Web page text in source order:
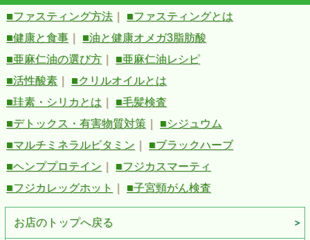
■ファスティング方法
■ファスティングとは
■健康と食事
■油と健康オメガ3脂肪酸
■亜麻仁油の選び方
■亜麻仁油レシピ
■活性酸素
■クリルオイルとは
■珪素・シリカとは
■毛髪検査
■デトックス・有害物質対策
■シジュウム
■マルチミネラルビタミン
■ブラックハーブ
■ヘンププロテイン
■フジカスマーティ
■フジカレッグホット
■子宮頸がん検査
お店のトップへ戻る